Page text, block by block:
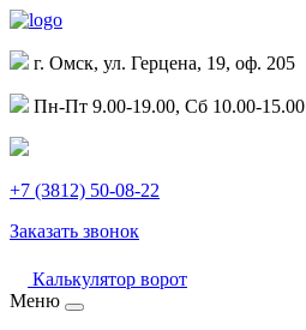
г. Омск, ул. Герцена, 19, оф. 205
Пн-Пт 9.00-19.00, Сб 10.00-15.00
+7 (3812) 50-08-22
Заказать звонок
Калькулятор ворот
Меню